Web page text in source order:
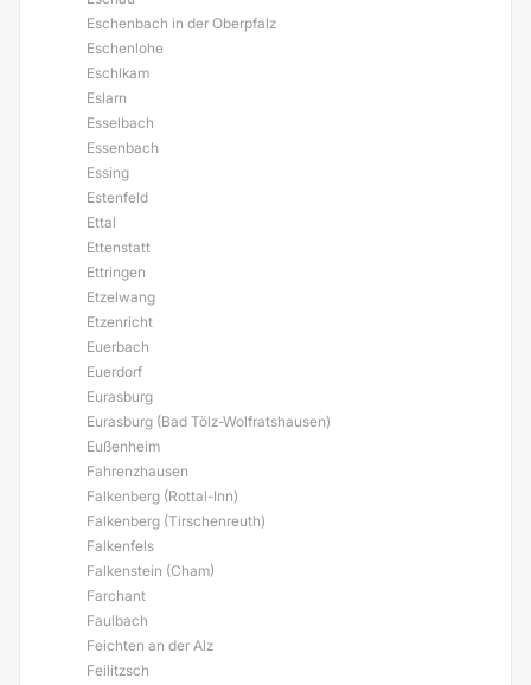
Eschenbach in der Oberpfalz
Eschenlohe
Eschlkam
Eslarn
Esselbach
Essenbach
Essing
Estenfeld
Ettal
Ettenstatt
Ettringen
Etzelwang
Etzenricht
Euerbach
Euerdorf
Eurasburg
Eurasburg (Bad Tölz-Wolfratshausen)
Eußenheim
Fahrenzhausen
Falkenberg (Rottal-Inn)
Falkenberg (Tirschenreuth)
Falkenfels
Falkenstein (Cham)
Farchant
Faulbach
Feichten an der Alz
Feilitzsch